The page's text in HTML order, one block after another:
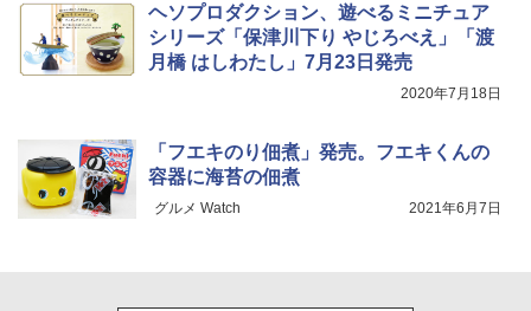
ヘソプロダクション、遊べるミニチュア
シリーズ「保津川下り やじろべえ」「渡
月橋 はしわたし」7月23日発売
2020年7月18日
「フエキのり佃煮」発売。フエキくんの
容器に海苔の佃煮
グルメ Watch 2021年6月7日